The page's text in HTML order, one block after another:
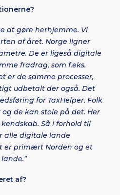
at gøre herhjemme. Vi
af året. Norge ligner
De er ligeså digitale
fradrag, som f.eks.
er de samme processer,
udbetalt der også. Det
for TaxHelper. Folk
de kan stole på det. Her
Så i forhold til
alle digitale lande
er primært Norden og et
af?